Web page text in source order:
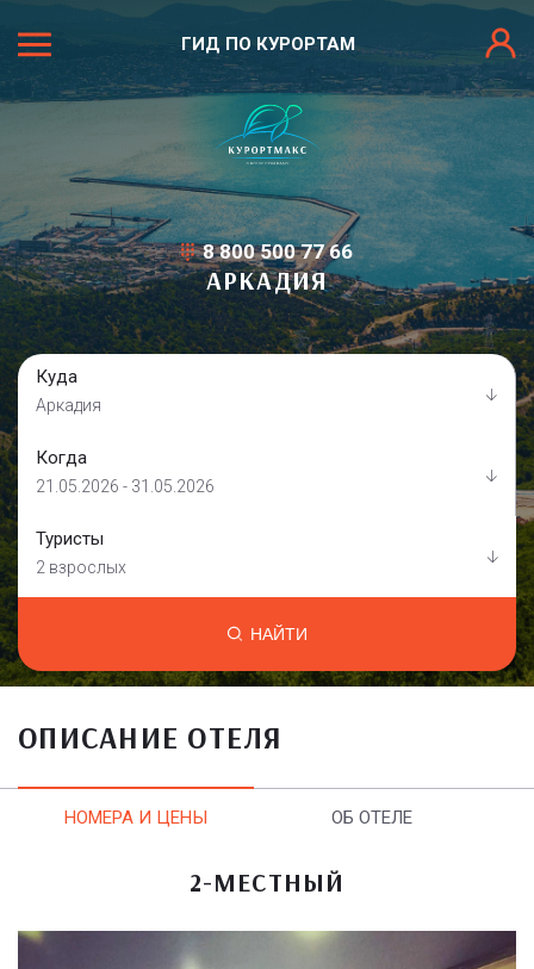
ГИД ПО КУРОРТАМ
8 800 500 77 66
АРКАДИЯ
Куда
Аркадия
Когда
21.05.2026 - 31.05.2026
Туристы
2 взрослых
НАЙТИ
ОПИСАНИЕ ОТЕЛЯ
НОМЕРА И ЦЕНЫ ОБ ОТЕЛЕ
2-МЕСТНЫЙ